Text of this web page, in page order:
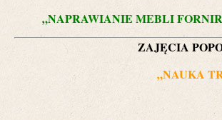
„NAPRAWIANIE MEBLI
ZAJĘCIA
„NAUKA